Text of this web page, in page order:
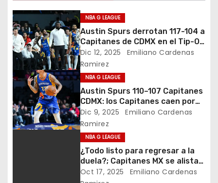
g
a
c
i
ó
n
d
NBA G LEAGUE
Austin Spurs derrotan 117-104 a
Capitanes de CDMX en el Tip-Off
Tournament; segunda derrota
consecutiva en casa
Dic 12, 2025
Emiliano Cardenas
Ramirez
NBA G LEAGUE
Austin Spurs 110–107 Capitanes
CDMX: los Capitanes caen por
primera vez en casa en el Tip-
Off Tournament
Dic 9, 2025
Emiliano Cardenas
Ramirez
NBA G LEAGUE
¿Todo listo para regresar a la
duela?; Capitanes MX se alista
para el regreso de la NBA G
Oct 17, 2025
Emiliano Cardenas